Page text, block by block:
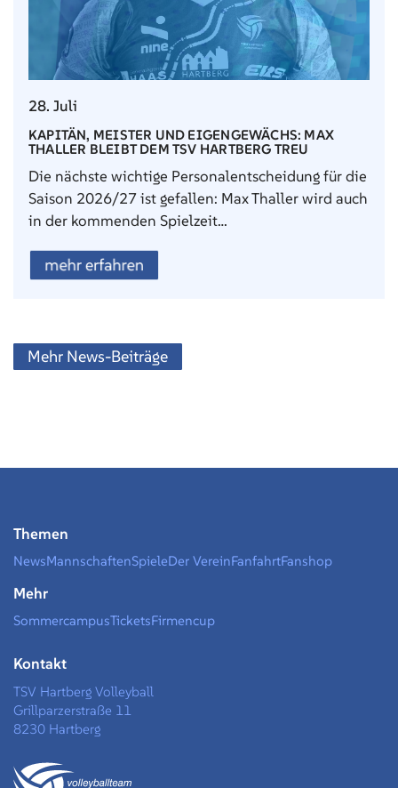
28. Juli
KAPITÄN, MEISTER UND EIGENGEWÄCHS: MAX
THALLER BLEIBT DEM TSV HARTBERG TREU
Die nächste wichtige Personalentscheidung für die
Saison 2026/27 ist gefallen: Max Thaller wird auch
in der kommenden Spielzeit…
mehr erfahren
Mehr News-Beiträge
Themen
NewsMannschaftenSpieleDer VereinFanfahrtFanshop
Mehr
SommercampusTicketsFirmencup
Kontakt
TSV Hartberg Volleyball
Grillparzerstraße 11
8230 Hartberg